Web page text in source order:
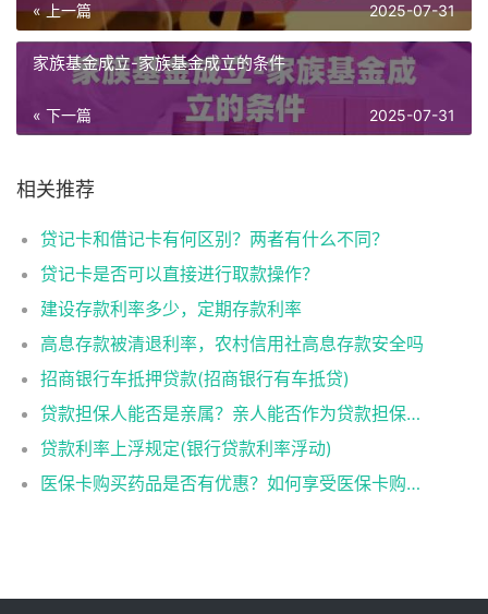
« 上一篇 2025-07-31
家族基金成立-家族基金成立的条件
« 下一篇 2025-07-31
相关推荐
贷记卡和借记卡有何区别？两者有什么不同？
贷记卡是否可以直接进行取款操作？
建设存款利率多少，定期存款利率
高息存款被清退利率，农村信用社高息存款安全吗
招商银行车抵押贷款(招商银行有车抵贷)
贷款担保人能否是亲属？亲人能否作为贷款担保人？
贷款利率上浮规定(银行贷款利率浮动)
医保卡购买药品是否有优惠？如何享受医保卡购药优惠？